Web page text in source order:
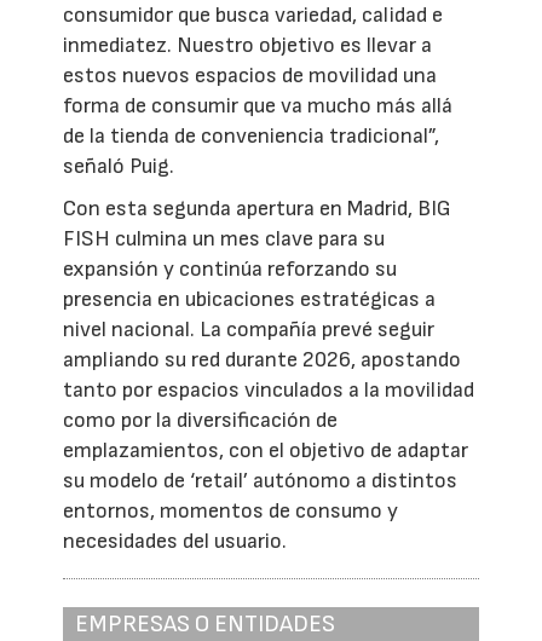
consumidor que busca variedad, calidad e
inmediatez. Nuestro objetivo es llevar a
estos nuevos espacios de movilidad una
forma de consumir que va mucho más allá
de la tienda de conveniencia tradicional”,
señaló Puig.
Con esta segunda apertura en Madrid, BIG
FISH culmina un mes clave para su
expansión y continúa reforzando su
presencia en ubicaciones estratégicas a
nivel nacional. La compañía prevé seguir
ampliando su red durante 2026, apostando
tanto por espacios vinculados a la movilidad
como por la diversificación de
emplazamientos, con el objetivo de adaptar
su modelo de ‘retail’ autónomo a distintos
entornos, momentos de consumo y
necesidades del usuario.
EMPRESAS O ENTIDADES